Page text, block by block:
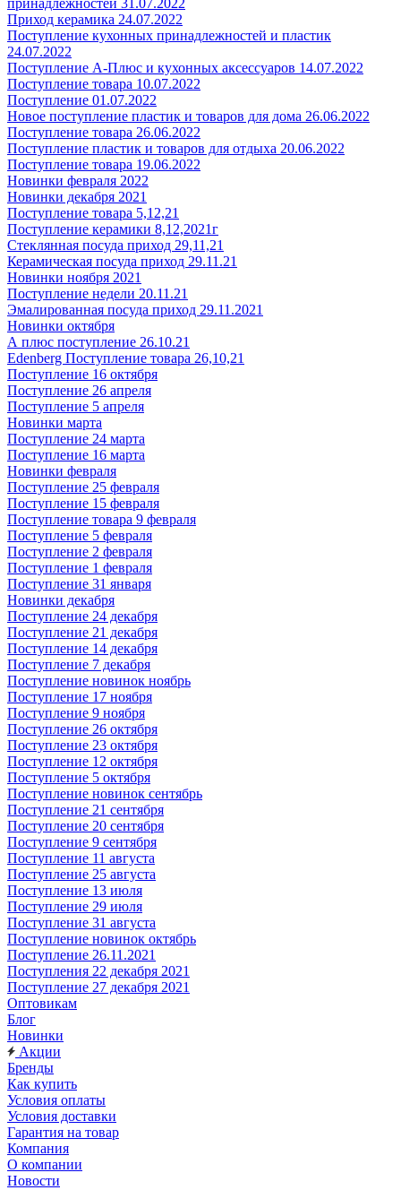
принадлежностей 31.07.2022
Приход керамика 24.07.2022
Поступление кухонных принадлежностей и пластик
24.07.2022
Поступление А-Плюс и кухонных аксессуаров 14.07.2022
Поступление товара 10.07.2022
Поступление 01.07.2022
Новое поступление пластик и товаров для дома 26.06.2022
Поступление товара 26.06.2022
Поступление пластик и товаров для отдыха 20.06.2022
Поступление товара 19.06.2022
Новинки февраля 2022
Новинки декабря 2021
Поступление товара 5,12,21
Поступление керамики 8,12,2021г
Стеклянная посуда приход 29,11,21
Керамическая посуда приход 29.11.21
Новинки ноября 2021
Поступление недели 20.11.21
Эмалированная посуда приход 29.11.2021
Новинки октября
А плюс поступление 26.10.21
Edenberg Поступление товара 26,10,21
Поступление 16 октября
Поступление 26 апреля
Поступление 5 апреля
Новинки марта
Поступление 24 марта
Поступление 16 марта
Новинки февраля
Поступление 25 февраля
Поступление 15 февраля
Поступление товара 9 февраля
Поступление 5 февраля
Поступление 2 февраля
Поступление 1 февраля
Поступление 31 января
Новинки декабря
Поступление 24 декабря
Поступление 21 декабря
Поступление 14 декабря
Поступление 7 декабря
Поступление новинок ноябрь
Поступление 17 ноября
Поступление 9 ноября
Поступление 26 октября
Поступление 23 октября
Поступление 12 октября
Поступление 5 октября
Поступление новинок сентябрь
Поступление 21 сентября
Поступление 20 сентября
Поступление 9 сентября
Поступление 11 августа
Поступление 25 августа
Поступление 13 июля
Поступление 29 июля
Поступление 31 августа
Поступление новинок октябрь
Поступление 26.11.2021
Поступления 22 декабря 2021
Поступление 27 декабря 2021
Оптовикам
Блог
Новинки
Акции
Бренды
Как купить
Условия оплаты
Условия доставки
Гарантия на товар
Компания
О компании
Новости